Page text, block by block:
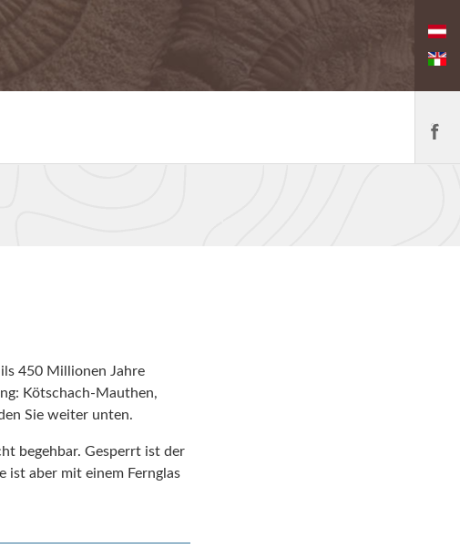
450 Millionen Jahre
Kötschach-Mauthen,
Sie weiter unten.
begehbar. Gesperrt ist der
ist aber mit einem Fernglas